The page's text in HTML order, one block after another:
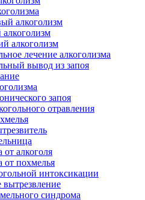
алкоголизм
алкоголизм
алкоголизм
лечение алкоголизма
вывод из запоя
запоя
отравления
алкоголя
от похмелья
интоксикации
вытрезвление
синдрома